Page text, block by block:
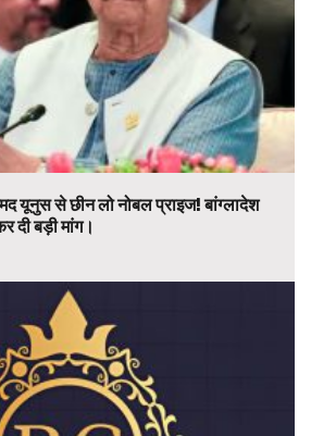
यूनुस से छीन लो नोबल प्राइज! बांग्लादेश
दी बड़ी मांग।